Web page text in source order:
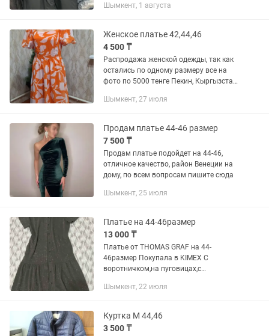
Шымкент, 1 августа
Женское платье 42,44,46
4 500 ₸
Распродажа женской одежды, так как
остались по одному размеру все на
фото по 5000 тенге Пекин, Кыргызстан.
Шымкент, 27 июля
Продам платье 44-46 размер
7 500 ₸
Продам платье подойдет на 44-46,
отличное качество, район Венеции на
дому, по всем вопросам пишите сюда
Шымкент, 25 июля
Платье на 44-46размер
13 000 ₸
Платье от ТHOMAS GRAF на 44-
46размер Покупала в KIMEX С
воротничком,на пуговицах,с
100%cotton Абсолютно новое(не
Шымкент, 22 июля
Куртка М 44,46
3 500 ₸